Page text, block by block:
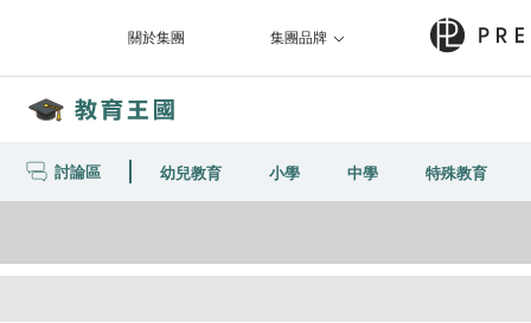
關於集團 集團品牌
討論區 幼兒教育 小學 中學 特殊教育